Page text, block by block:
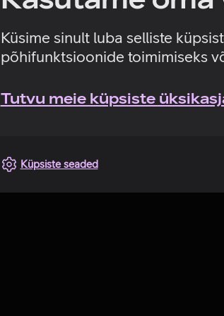
Küsime sinult luba selliste
põhifunktsioonide toimimiseks
Tutvu meie küpsiste
Küpsiste seaded